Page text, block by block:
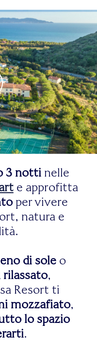
3 nottinelle
e approfitta
per vivere
natura e
di sole o
,
Resort ti
mozzafiato,
lo spazio
.